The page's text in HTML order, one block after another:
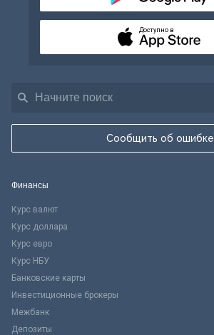
Сообщить об ошибке
Доступно в
Финансы
Курс валют
Курс доллара
Курс евро
Курс НБУ
Банковские карты
Инвестиционные брокеры
Межбанк
Депозиты